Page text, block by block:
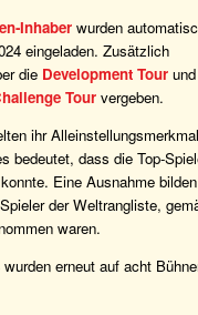
Inhaber wurden
eingeladen. Zusätzlich
die Development Tour und
Tour vergeben.
ihr
bedeutet, dass die Top-
Eine Ausnahme
der Weltrangliste,
waren.
erneut auf acht